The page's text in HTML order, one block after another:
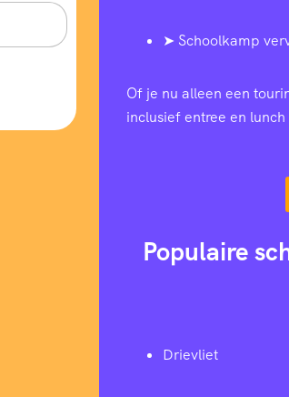
➤ Schoolkamp
Of je nu alleen een
inclusief entree en
Populaire
Drievliet